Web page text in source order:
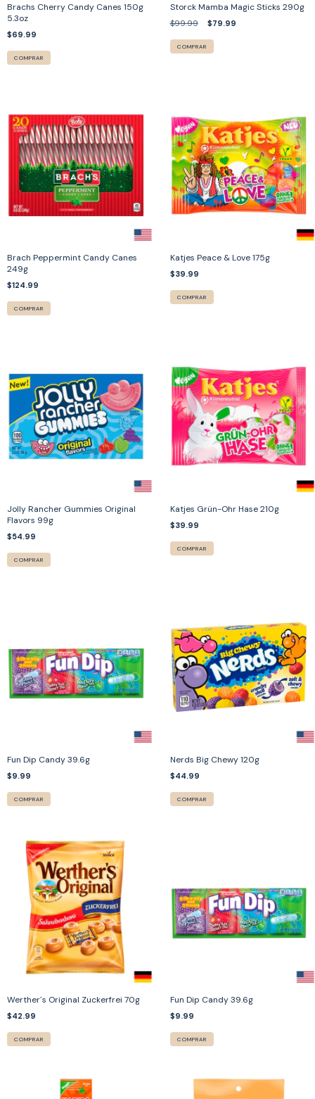
Brachs Cherry Candy Canes 150g
5.3oz
$69.99
COMPRAR
Storck Mamba Magic Sticks 290g
$99.99 $79.99
COMPRAR
Brach Peppermint Candy Canes
249g
$124.99
COMPRAR
Katjes Peace & Love 175g
$39.99
COMPRAR
Jolly Rancher Gummies Original
Flavors 99g
$54.99
COMPRAR
Katjes Grün-Ohr Hase 210g
$39.99
COMPRAR
Fun Dip Candy 39.6g
$9.99
COMPRAR
Nerds Big Chewy 120g
$44.99
COMPRAR
Werther´s Original Zuckerfrei 70g
$42.99
COMPRAR
Fun Dip Candy 39.6g
$9.99
COMPRAR